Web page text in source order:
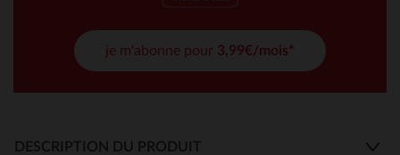
je m'abonne pour 3,99€/mois*
DESCRIPTION DU PRODUIT